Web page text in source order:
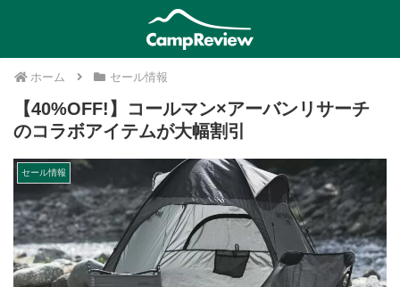
ホーム セール情報
【40%OFF!】コールマン×アーバンリサーチ
のコラボアイテムが大幅割引
セール情報